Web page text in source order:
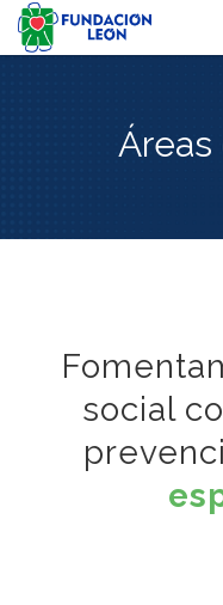
Áreas
social